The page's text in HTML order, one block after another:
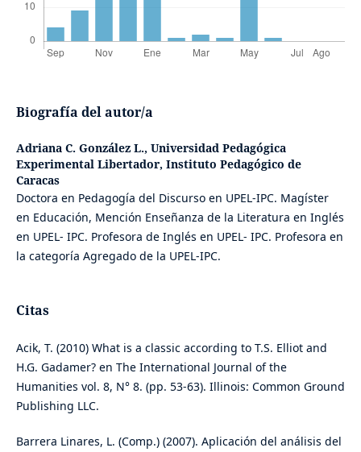
Biografía del autor/a
Adriana C. González L., Universidad Pedagógica
Experimental Libertador, Instituto Pedagógico de
Caracas
Doctora en Pedagogía del Discurso en UPEL-IPC. Magíster
en Educación, Mención Enseñanza de la Literatura en Inglés
en UPEL- IPC. Profesora de Inglés en UPEL- IPC. Profesora en
la categoría Agregado de la UPEL-IPC.
Citas
Acik, T. (2010) What is a classic according to T.S. Elliot and
H.G. Gadamer? en The International Journal of the
Humanities vol. 8, N° 8. (pp. 53-63). Illinois: Common Ground
Publishing LLC.
Barrera Linares, L. (Comp.) (2007). Aplicación del análisis del